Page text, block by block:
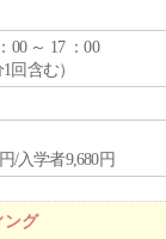
00 ～ 17 ：00
回含む）
/入学者9,680円
ング